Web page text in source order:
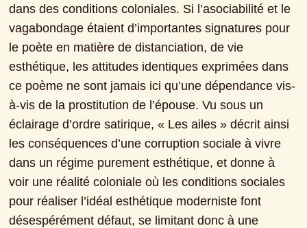
dans des conditions coloniales. Si l’asociabilité et le
vagabondage étaient d’importantes signatures pour
le poète en matière de distanciation, de vie
esthétique, les attitudes identiques exprimées dans
ce poème ne sont jamais ici qu’une dépendance vis-
à-vis de la prostitution de l’épouse. Vu sous un
éclairage d’ordre satirique, « Les ailes » décrit ainsi
les conséquences d’une corruption sociale à vivre
dans un régime purement esthétique, et donne à
voir une réalité coloniale où les conditions sociales
pour réaliser l’idéal esthétique moderniste font
désespérément défaut, se limitant donc à une